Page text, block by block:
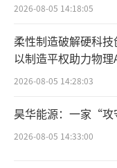
回溯历史，
正在考虑冲刺
融资规模预计
国际投行展开深
而根据最新
金公司、中信
展开合作，公
2026-08-05 14:18:05
柔性制造破解硬科
以制造平权助力物
2026-08-05 14:28:03
昊华能源：一家“
2026-08-05 14:33:00